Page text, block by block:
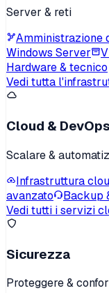
Server & reti
Amministrazione
Windows Server
Hardware & tecnico
Vedi tutta
Cloud & DevOps
Scalare &
Infrastruttura
avanzato
Backup
Vedi tutti i servizi
Sicurezza
Proteggere &